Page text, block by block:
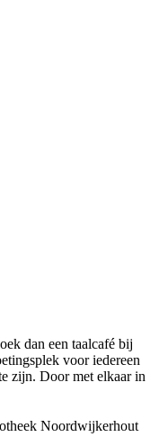
dan een taalcafé bij
voor iedereen
zijn. Door met elkaar in
Noordwijkerhout